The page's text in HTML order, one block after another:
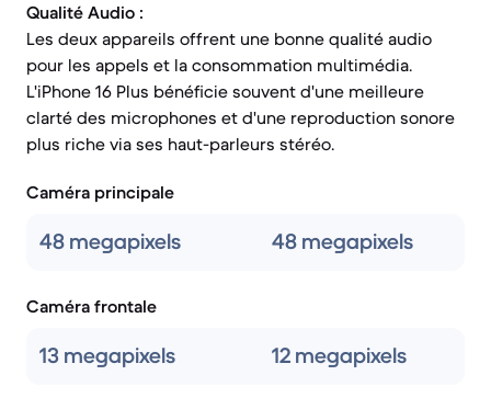
Qualité Audio :
Les deux appareils offrent une bonne qualité audio
pour les appels et la consommation multimédia.
L'iPhone 16 Plus bénéficie souvent d'une meilleure
clarté des microphones et d'une reproduction sonore
plus riche via ses haut-parleurs stéréo.
Caméra principale
48 megapixels 48 megapixels
Caméra frontale
13 megapixels 12 megapixels